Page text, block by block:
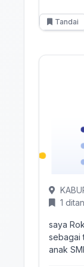
Tandai
1
saya
sebagai
anak